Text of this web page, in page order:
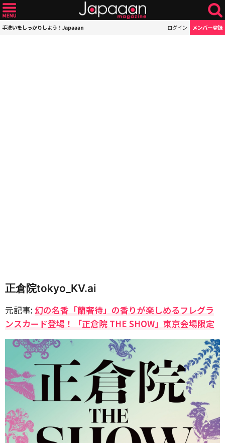
手洗いをしっかりしよう！Japaaan ログイン メンバー登録
正倉院tokyo_KV.ai
元記事:幻の名香「蘭奢待」の香りが楽しめるフレグラ
ンスカード登場！「正倉院 THE SHOW」東京会場限定